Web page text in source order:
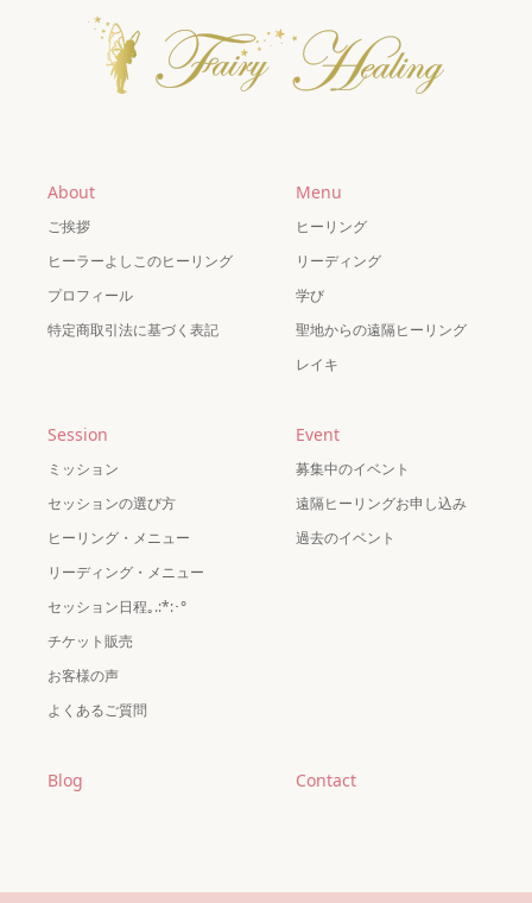
About
ご挨拶
ヒーラーよしこのヒーリング
プロフィール
特定商取引法に基づく表記
Menu
ヒーリング
リーディング
学び
聖地からの遠隔ヒーリング
レイキ
Session
ミッション
セッションの選び方
ヒーリング・メニュー
リーディング・メニュー
セッション日程｡.:*:･°
チケット販売
お客様の声
よくあるご質問
Event
募集中のイベント
遠隔ヒーリングお申し込み
過去のイベント
Blog Contact